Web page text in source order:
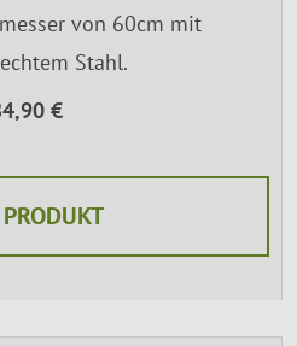
von 60cm mit
Stahl.
€